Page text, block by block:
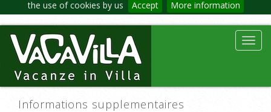
the use of cookies by us Accept More information
Informations supplementaires